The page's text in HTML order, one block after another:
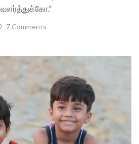
வளர்த்துக்கோ.”
7 Comments